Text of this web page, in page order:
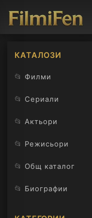
КАТАЛОЗИ
📂 Филми
📂 Сериали
📂 Актьори
📂 Режисьори
📂 Общ каталог
📂 Биографии